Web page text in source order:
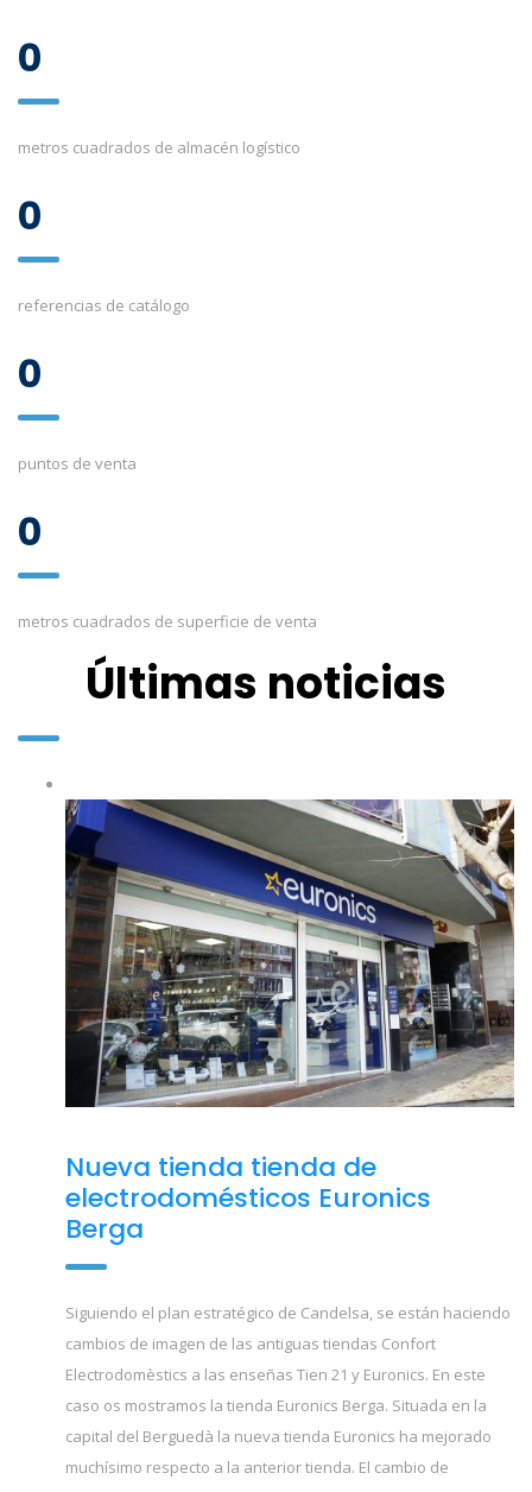
0
metros cuadrados de almacén logístico
0
referencias de catálogo
0
puntos de venta
0
metros cuadrados de superficie de venta
Últimas noticias
Nueva tienda tienda de
electrodomésticos Euronics
Berga
Siguiendo el plan estratégico de Candelsa, se están haciendo
cambios de imagen de las antiguas tiendas Confort
Electrodomèstics a las enseñas Tien 21 y Euronics. En este
caso os mostramos la tienda Euronics Berga. Situada en la
capital del Berguedà la nueva tienda Euronics ha mejorado
muchísimo respecto a la anterior tienda. El cambio de